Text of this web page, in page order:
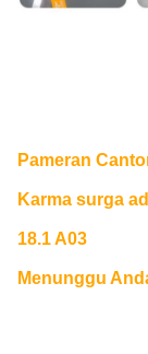
Pameran
Karma surga
18.1 A03
Menunggu